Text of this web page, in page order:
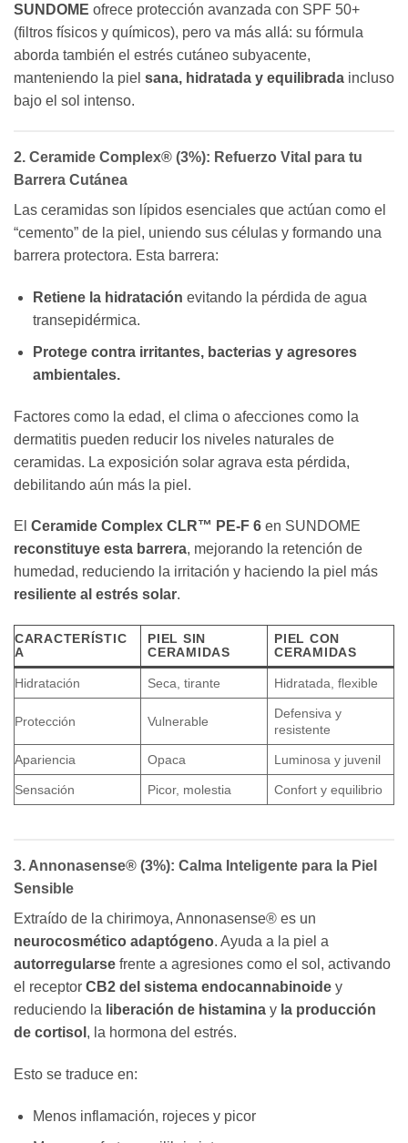
SUNDOME ofrece protección avanzada con SPF 50+
(filtros físicos y químicos), pero va más allá: su fórmula
aborda también el estrés cutáneo subyacente,
manteniendo la piel sana, hidratada y equilibrada incluso
bajo el sol intenso.
2. Ceramide Complex® (3%): Refuerzo Vital para tu
Barrera Cutánea
Las ceramidas son lípidos esenciales que actúan como el
“cemento” de la piel, uniendo sus células y formando una
barrera protectora. Esta barrera:
Retiene la hidratación evitando la pérdida de agua
transepidérmica.
Protege contra irritantes, bacterias y agresores
ambientales.
Factores como la edad, el clima o afecciones como la
dermatitis pueden reducir los niveles naturales de
ceramidas. La exposición solar agrava esta pérdida,
debilitando aún más la piel.
El Ceramide Complex CLR™ PE-F 6 en SUNDOME
reconstituye esta barrera, mejorando la retención de
humedad, reduciendo la irritación y haciendo la piel más
resiliente al estrés solar.
CARACTERÍSTIC
A
PIEL SIN
CERAMIDAS
PIEL CON
CERAMIDAS
Hidratación Seca, tirante Hidratada, flexible
Protección Vulnerable
Defensiva y
resistente
Apariencia Opaca Luminosa y juvenil
Sensación Picor, molestia Confort y equilibrio
3. Annonasense® (3%): Calma Inteligente para la Piel
Sensible
Extraído de la chirimoya, Annonasense® es un
neurocosmético adaptógeno. Ayuda a la piel a
autorregularse frente a agresiones como el sol, activando
el receptor CB2 del sistema endocannabinoide y
reduciendo la liberación de histamina y la producción
de cortisol , la hormona del estrés.
Esto se traduce en:
Menos inflamación, rojeces y picor